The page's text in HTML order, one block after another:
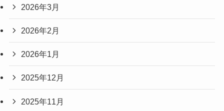
2026年3月
2026年2月
2026年1月
2025年12月
2025年11月